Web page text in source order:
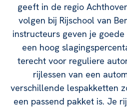
geeft in de regio
volgen bij Rijschool van
instructeurs geven je
een hoog
terecht voor reguliere
rijlessen van een
verschillende lespakketten
een passend pakket is. Je